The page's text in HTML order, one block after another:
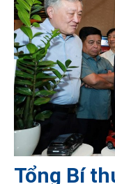
Tổng Bí